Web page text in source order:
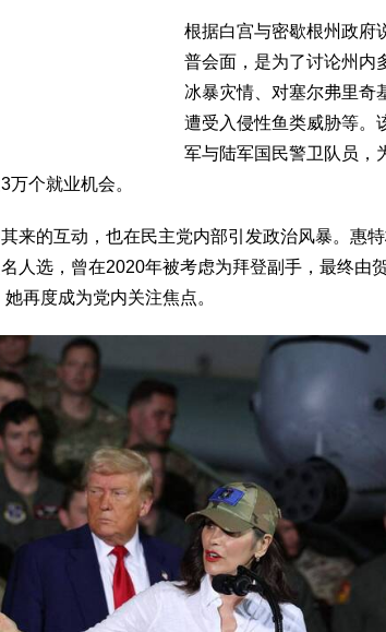
根据白宫与密歇根州政府
普会面，是为了讨论州内
冰暴灾情、对塞尔弗里奇
遭受入侵性鱼类威胁等。
军与陆军国民警卫队员，
个就业机会。
来的互动，也在民主党内部引发政治风暴。惠
人选，曾在2020年被考虑为拜登副手，最终由
再度成为党内关注焦点。